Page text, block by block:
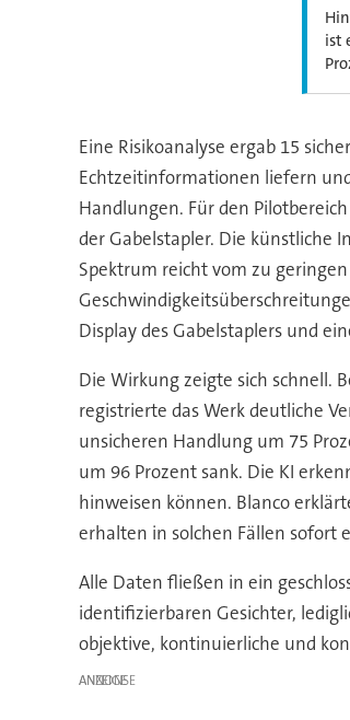
ist
Eine Risikoanalyse ergab 15
Echtzeitinformationen liefern
Handlungen. Für den
der Gabelstapler. Die künstliche
Spektrum reicht vom zu
Display des Gabelstaplers und
Die Wirkung zeigte sich schnell.
registrierte das Werk deutliche
unsicheren Handlung um 75
um 96 Prozent sank. Die KI
hinweisen können. Blanco
erhalten in solchen Fällen sofort
Alle Daten fließen in ein
identifizierbaren Gesichter,
objektive, kontinuierliche und
ANZEIGE